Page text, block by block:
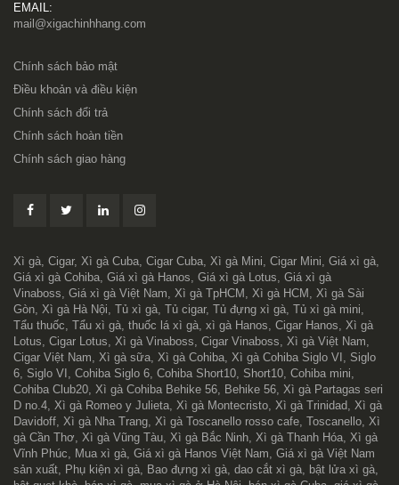
EMAIL:
mail@xigachinhhang.com
Chính sách bảo mật
Điều khoản và điều kiện
Chính sách đổi trả
Chính sách hoàn tiền
Chính sách giao hàng
Xì gà, Cigar, Xì gà Cuba, Cigar Cuba, Xì gà Mini, Cigar Mini, Giá xì gà,
Giá xì gà Cohiba, Giá xì gà Hanos, Giá xì gà Lotus, Giá xì gà
Vinaboss, Giá xì gà Việt Nam, Xì gà TpHCM, Xì gà HCM, Xì gà Sài
Gòn, Xì gà Hà Nội, Tủ xì gà, Tủ cigar, Tủ đựng xì gà, Tủ xì gà mini,
Tẩu thuốc, Tẩu xì gà, thuốc lá xì gà, xì gà Hanos, Cigar Hanos, Xì gà
Lotus, Cigar Lotus, Xì gà Vinaboss, Cigar Vinaboss, Xì gà Việt Nam,
Cigar Việt Nam, Xì gà sữa, Xì gà Cohiba, Xì gà Cohiba Siglo VI, Siglo
6, Siglo VI, Cohiba Siglo 6, Cohiba Short10, Short10, Cohiba mini,
Cohiba Club20, Xì gà Cohiba Behike 56, Behike 56, Xì gà Partagas seri
D no.4, Xì gà Romeo y Julieta, Xì gà Montecristo, Xì gà Trinidad, Xì gà
Davidoff, Xì gà Nha Trang, Xì gà Toscanello rosso cafe, Toscanello, Xì
gà Cần Thơ, Xì gà Vũng Tàu, Xì gà Bắc Ninh, Xì gà Thanh Hóa, Xì gà
Vĩnh Phúc, Mua xì gà, Giá xì gà Hanos Việt Nam, Giá xì gà Việt Nam
sản xuất, Phụ kiện xì gà, Bao đựng xì gà, dao cắt xì gà, bật lửa xì gà,